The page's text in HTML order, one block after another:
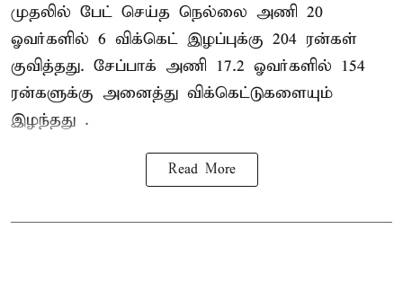
முதலில் பேட் செய்த நெல்லை அணி 20
ஓவர்களில் 6 விக்கெட் இழப்புக்கு 204 ரன்கள்
குவித்தது. சேப்பாக் அணி 17.2 ஓவர்களில் 154
ரன்களுக்கு அனைத்து விக்கெட்டுகளையும்
இழந்தது .
Read More